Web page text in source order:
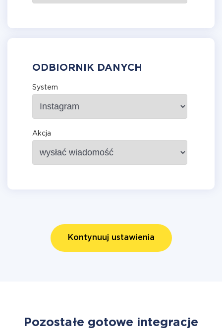
ODBIORNIK DANYCH
System
Akcja
Kontynuuj ustawienia
Pozostałe gotowe integracje